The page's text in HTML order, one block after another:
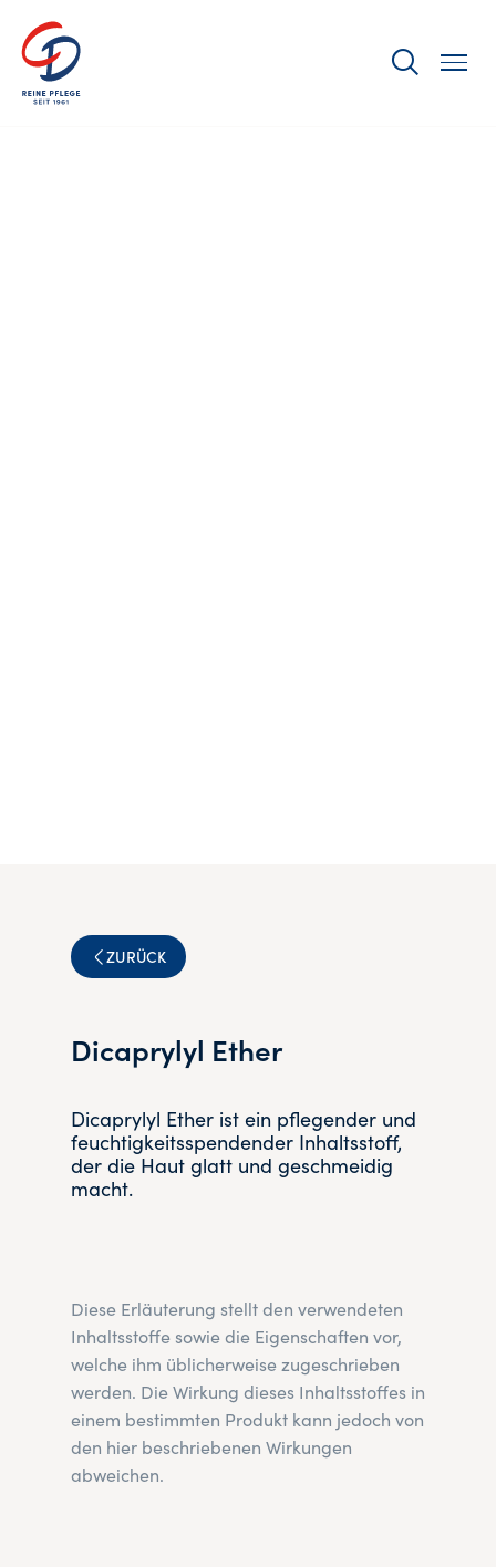
ZURÜCK
Dicaprylyl Ether
Dicaprylyl Ether ist ein pflegender und
feuchtigkeitsspendender Inhaltsstoff,
der die Haut glatt und geschmeidig
macht.
Diese Erläuterung stellt den verwendeten
Inhaltsstoffe sowie die Eigenschaften vor,
welche ihm üblicherweise zugeschrieben
werden. Die Wirkung dieses Inhaltsstoffes in
einem bestimmten Produkt kann jedoch von
den hier beschriebenen Wirkungen
abweichen.